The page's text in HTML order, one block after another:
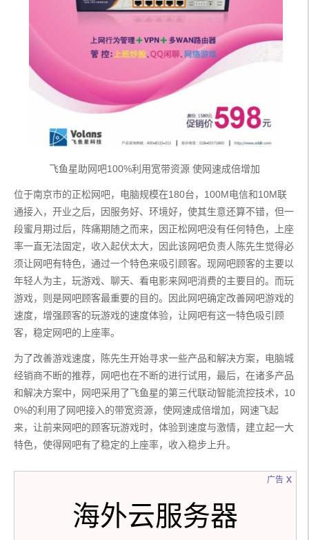
飞鱼星助网吧100%利用宽带资源 使网速成倍增加
位于南京市的正松网吧，电脑规模在180台，100M电信和10M联
通接入，开业之后，因服务好、环境好，使其生意还算不错，但一
段蜜月期过后，阵痛期随之而来，因正松网吧没有任何特色，上座
率一直无法固定，收入起伏太大，因此该网吧负责人陈先生觉得必
须让网吧有特色，通过一个特色来吸引顾客。现网吧顾客的主要以
年轻人为主，玩游戏、聊天、看电影来网吧消费的主要目的。而玩
游戏，则是网吧顾客最重要的目的。因此网吧确定改善网吧游戏的
速度，增强顾客的玩游戏的速度体验，让网吧有这一特色吸引顾
客，稳定网吧的上座率。
为了改善游戏速度，陈先生开始寻求一些产品和解决方案，电脑城
经销商不断的推荐，网吧也在不断的进行试用，最后，在诸多产品
和解决方案中，网吧采用了飞鱼星的第三代联动智能流控技术，10
0%的利用了网吧接入的带宽资源，使网速成倍增加，网速飞起
来，让前来网吧的顾客玩游戏时，体验到速度与激情，建立起一大
特色，使得网吧有了稳定的上座率，收入稳步上升。
广告
海外云服务器
x